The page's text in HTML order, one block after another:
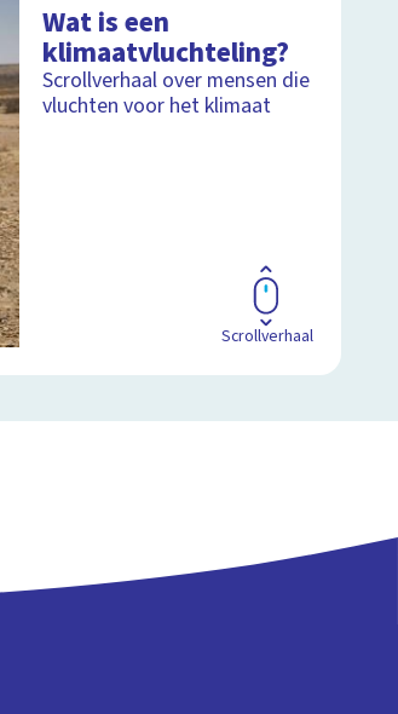
Wat is een
klimaatvluchteling?
Scrollverhaal over mensen die
vluchten voor het klimaat
Scrollverhaal